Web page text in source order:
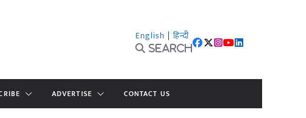
English | हिन्दी
Search
ADVERTISE CONTACT US